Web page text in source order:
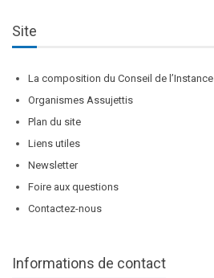
Site
La composition du Conseil de l’Instance
Organismes Assujettis
Plan du site
Liens utiles
Newsletter
Foire aux questions
Contactez-nous
Informations de contact